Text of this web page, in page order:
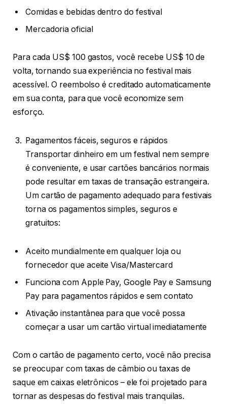
Comidas e bebidas dentro do festival
Mercadoria oficial
Para cada US$ 100 gastos, você recebe US$ 10 de
volta, tornando sua experiência no festival mais
acessível. O reembolso é creditado automaticamente
em sua conta, para que você economize sem
esforço.
Pagamentos fáceis, seguros e rápidos
Transportar dinheiro em um festival nem sempre
é conveniente, e usar cartões bancários normais
pode resultar em taxas de transação estrangeira.
Um cartão de pagamento adequado para festivais
torna os pagamentos simples, seguros e
gratuitos:
Aceito mundialmente em qualquer loja ou
fornecedor que aceite Visa/Mastercard
Funciona com Apple Pay, Google Pay e Samsung
Pay para pagamentos rápidos e sem contato
Ativação instantânea para que você possa
começar a usar um cartão virtual imediatamente
Com o cartão de pagamento certo, você não precisa
se preocupar com taxas de câmbio ou taxas de
saque em caixas eletrônicos – ele foi projetado para
tornar as despesas do festival mais tranquilas.